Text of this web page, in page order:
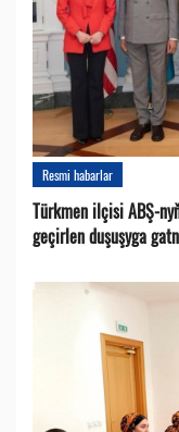
Resmi habarlar
Türkmen ilçisi ABŞ-
geçirlen duşuşyga